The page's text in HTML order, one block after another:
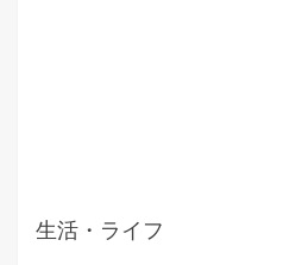
生活・ライフ